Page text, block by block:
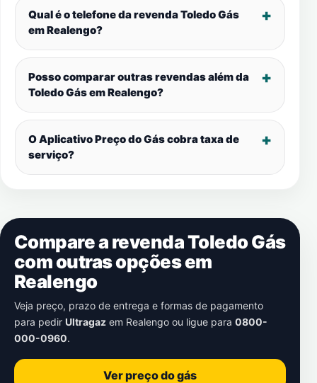
Qual é o telefone da revenda Toledo Gás
emRealengo?
Posso comparar outras revendas além da
Toledo Gás emRealengo?
O Aplicativo Preço do Gás cobra taxa de
serviço?
Compare a revenda Toledo Gás
com outras opções em
Realengo
Veja preço, prazo de entrega e formas de pagamento
para pedir Ultragaz em Realengo ou ligue para 0800-
000-0960.
Ver preço do gás